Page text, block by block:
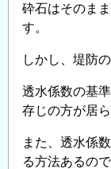
砕石はそのま
す。
しかし、堤防
透水係数の基
存じの方が居
また、透水係
る方法あるの